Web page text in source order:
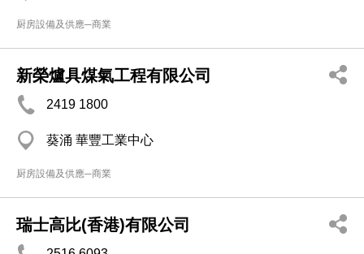
厨房設備及供應─商業
新榮爐具煤氣工程有限公司
2419 1800
葵涌 華豐工業中心
厨房設備及供應─商業
瑞士高比(香港)有限公司